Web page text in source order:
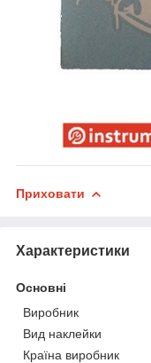
Приховати
Характеристики
Основні
Виробник
Вид наклейки
Країна виробник